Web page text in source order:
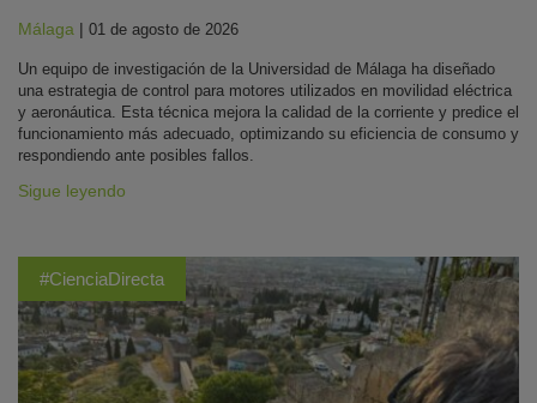
Málaga | 01 de agosto de 2026
Un equipo de investigación de la Universidad de Málaga ha diseñado
una estrategia de control para motores utilizados en movilidad eléctrica
y aeronáutica. Esta técnica mejora la calidad de la corriente y predice el
funcionamiento más adecuado, optimizando su eficiencia de consumo y
respondiendo ante posibles fallos.
Sigue leyendo
#CienciaDirecta